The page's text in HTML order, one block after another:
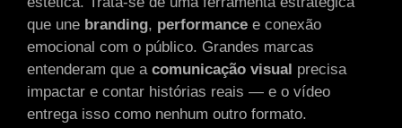
que une branding, performance e conexão
emocional com o público. Grandes marcas
entenderam que a comunicação visual precisa
impactar e contar histórias reais — e o vídeo
entrega isso como nenhum outro formato.